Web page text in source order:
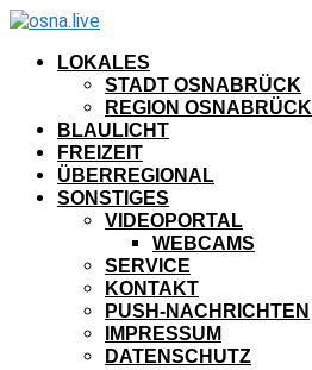
LOKALES
STADT OSNABRÜCK
REGION OSNABRÜCK
BLAULICHT
FREIZEIT
ÜBERREGIONAL
SONSTIGES
VIDEOPORTAL
WEBCAMS
SERVICE
KONTAKT
PUSH-NACHRICHTEN
IMPRESSUM
DATENSCHUTZ